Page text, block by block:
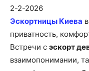
2-2-2026
Эскортницы Киева
приватность,
Встречи с эскорт
взаимопонимании,